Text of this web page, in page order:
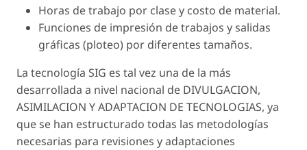
Horas de trabajo por clase y costo de material.
Funciones de impresión de trabajos y salidas
gráficas (ploteo) por diferentes tamaños.
La tecnología SIG es tal vez una de la más
desarrollada a nivel nacional de DIVULGACION,
ASIMILACION Y ADAPTACION DE TECNOLOGIAS, ya
que se han estructurado todas las metodologías
necesarias para revisiones y adaptaciones